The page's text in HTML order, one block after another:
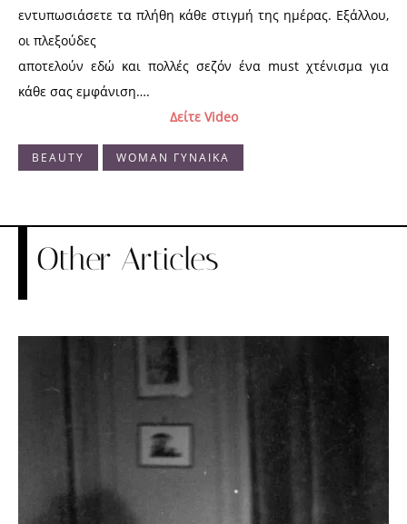
εντυπωσιάσετε τα πλήθη κάθε στιγμή της ημέρας. Εξάλλου,
οι πλεξούδες
αποτελούν εδώ και πολλές σεζόν ένα must χτένισμα για
κάθε σας εμφάνιση….
Δείτε Video
BEAUTY WOMAN ΓΥΝΑΙΚΑ
Other Articles